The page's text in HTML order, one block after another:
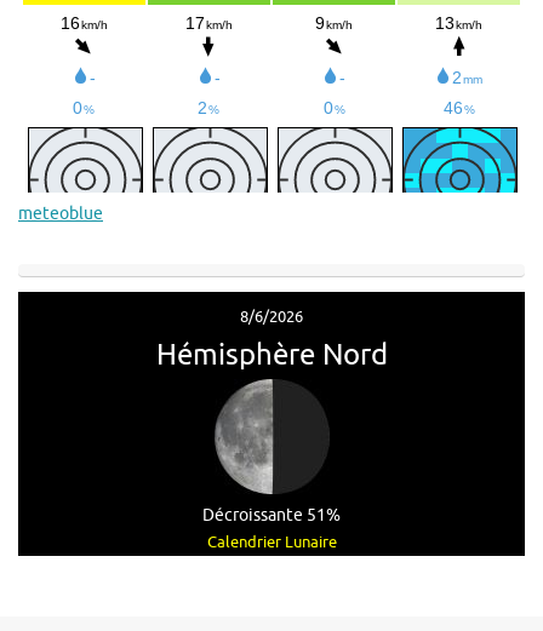
meteoblue
8/6/2026
Hémisphère Nord
Décroissante 51%
Calendrier Lunaire